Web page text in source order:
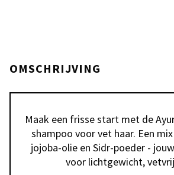
OMSCHRIJVING
Maak een frisse start met de
shampoo voor vet haar. Een
jojoba-olie en Sidr-poeder -